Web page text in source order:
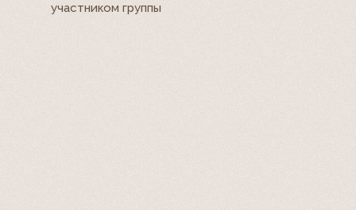
участником группы